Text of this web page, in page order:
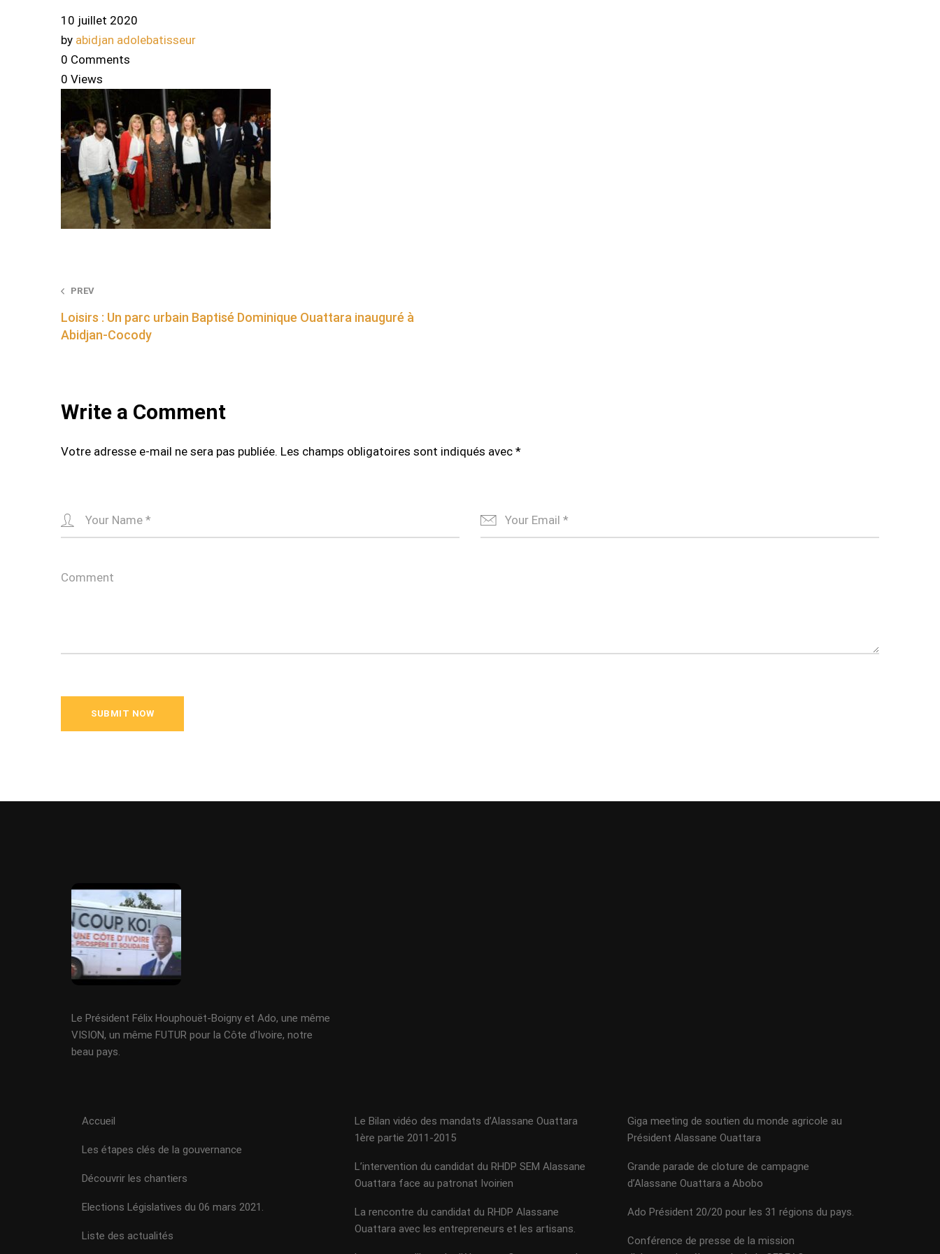
10 juillet 2020
by abidjan adolebatisseur
0 Comments
0 Views
Post
navigation
PREV
Loisirs : Un parc urbain Baptisé Dominique Ouattara inauguré à
Abidjan-Cocody
Write a Comment
Votre adresse e-mail ne sera pas publiée. Les champs obligatoires sont indiqués avec *
Le Président Félix Houphouët-Boigny et Ado, une même
VISION, un même FUTUR pour la Côte d'Ivoire, notre
beau pays.
Accueil
Les étapes clés de la gouvernance
Découvrir les chantiers
Elections Législatives du 06 mars 2021.
Liste des actualités
Le Bilan vidéo des mandats d’Alassane Ouattara
1ère partie 2011-2015
L’intervention du candidat du RHDP SEM Alassane
Ouattara face au patronat Ivoirien
La rencontre du candidat du RHDP Alassane
Ouattara avec les entrepreneurs et les artisans.
Giga meeting de soutien du monde agricole au
Président Alassane Ouattara
Grande parade de cloture de campagne
d’Alassane Ouattara a Abobo
Ado Président 20/20 pour les 31 régions du pays.
Conférence de presse de la mission